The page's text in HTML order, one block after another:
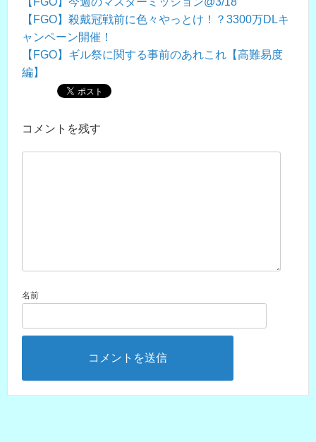
【FGO】殺戴冠戦前に色々やっとけ！？3300万DLキ
ャンペーン開催！
【FGO】ギル祭に関する事前のあれこれ【高難易度
編】
コメントを残す
名前